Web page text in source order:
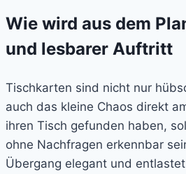
Wie wird aus dem
und lesbarer Auftritt
Tischkarten sind nicht nur
auch das kleine Chaos direkt
ihren Tisch gefunden haben,
ohne Nachfragen erkennbar
Übergang elegant und